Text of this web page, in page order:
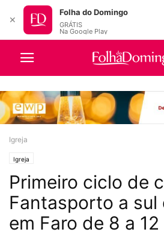
Igreja
Igreja
Primeiro ciclo de
Fantasporto a sul
em Faro de 8 a
✕
Folha do Domingo
GRÁTIS
Na Google Play